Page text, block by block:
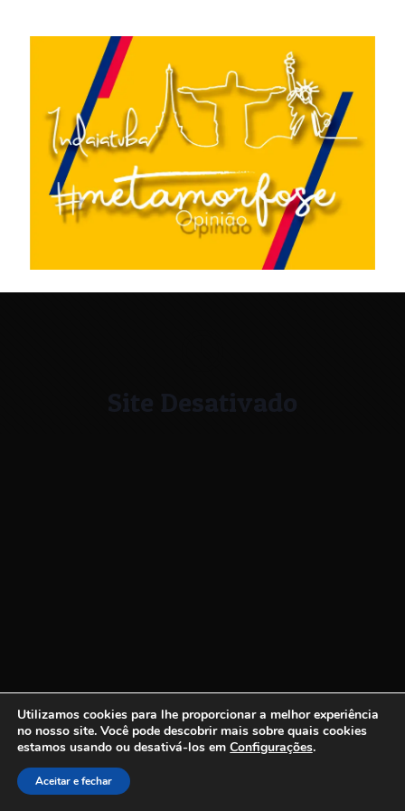
Site Desativado
Utilizamos cookies para lhe proporcionar a melhor experiência
no nosso site. Você pode descobrir mais sobre quais cookies
estamos usando ou desativá-los em Configurações.
Aceitar e fechar